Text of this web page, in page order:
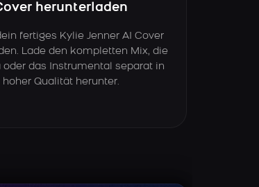
herunterladen
fertiges Kylie Jenner AI Cover
Lade den kompletten Mix, die
oder das Instrumental separat in
hoher Qualität herunter.